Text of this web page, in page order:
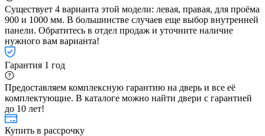
Существует 4 варианта этой модели: левая, правая, для проёма
900 и 1000 мм. В большинстве случаев еще выбор внутренней
панели. Обратитесь в отдел продаж и уточните наличие
нужного вам варианта!
Гарантия 1 год
Предоставляем комплексную гарантию на дверь и все её
комплектующие. В каталоге можно найти двери с гарантией
до 10 лет!
Купить в рассрочку